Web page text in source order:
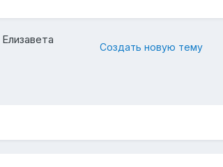
Создать новую тему